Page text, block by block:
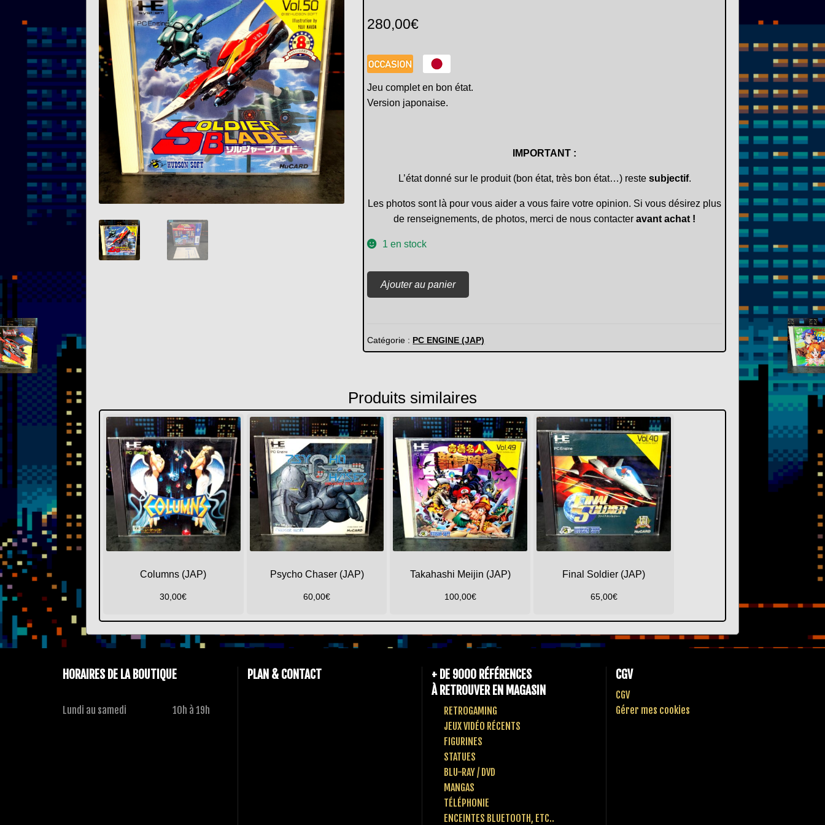
280,00€
Jeu complet en bon état.
Version japonaise.
IMPORTANT :
L’état donné sur le produit (bon état, très bon état…) reste subjectif.
Les photos sont là pour vous aider a vous faire votre opinion. Si vous désirez plus
de renseignements, de photos, merci de nous contacteravant achat !
1 en stock
de
(JAP)
Ajouter au panier
Catégorie : PC ENGINE (JAP)
Produits similaires
Columns (JAP)
30,00€
Psycho Chaser (JAP)
60,00€
Takahashi Meijin (JAP)
100,00€
Final Soldier (JAP)
65,00€
HORAIRES DE LA BOUTIQUE
Lundi au samedi 10h à 19h
PLAN & CONTACT
+ DE 9000 RÉFÉRENCES
À RETROUVER EN MAGASIN
RETROGAMING
JEUX VIDÉO RÉCENTS
FIGURINES
STATUES
BLU-RAY / DVD
MANGAS
TÉLÉPHONIE
ENCEINTES BLUETOOTH, ETC..
CGV
CGV
Gérer mes cookies